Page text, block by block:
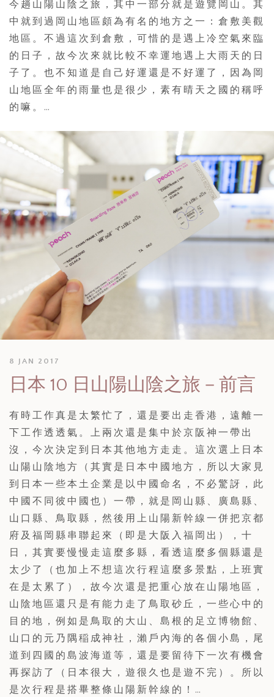
今趟山陽山陰之旅，其中一部分就是遊覽岡山。其
中就到過岡山地區頗為有名的地方之一：倉敷美觀
地區。不過這次到倉敷，可惜的是遇上冷空氣來臨
的日子，故今次來就比較不幸運地遇上大雨天的日
子了。也不知道是自己好運還是不好運了，因為岡
山地區全年的雨量也是很少，素有晴天之國的稱呼
的嘛。…
8 JAN 2017
日本 10 日山陽山陰之旅－前言
有時工作真是太繁忙了，還是要出走香港，遠離一
下工作透透氣。上兩次還是集中於京阪神一帶出
沒，今次決定到日本其他地方走走。這次選上日本
山陽山陰地方（其實是日本中國地方，所以大家見
到日本一些本土企業是以中國命名，不必驚訝，此
中國不同彼中國也）一帶，就是岡山縣、廣島縣、
山口縣、鳥取縣，然後用上山陽新幹線一併把京都
府及福岡縣串聯起來（即是大阪入福岡出），十
日，其實要慢慢走這麼多縣，看透這麼多個縣還是
太少了（也加上不想這次行程這麼多景點，上班實
在是太累了），故今次還是把重心放在山陽地區，
山陰地區還只是有能力走了鳥取砂丘，一些心中的
目的地，例如是鳥取的大山、島根的足立博物館、
山口的元乃隅稲成神社，瀨戶內海的各個小島，尾
道到四國的島波海道等，還是要留待下一次有機會
再探訪了（日本很大，遊很久也是遊不完）。所以
是次行程是搭畢整條山陽新幹線的！…